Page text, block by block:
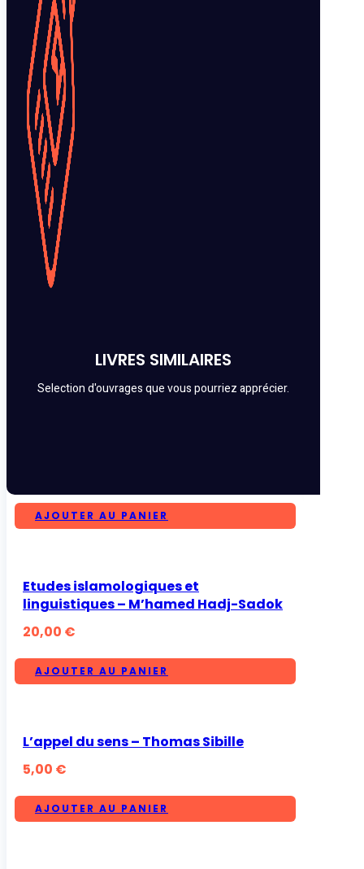
LIVRES SIMILAIRES
Selection d'ouvrages que vous pourriez apprécier.
AJOUTER AU PANIER
Etudes islamologiques et
linguistiques – M’hamed Hadj-Sadok
20,00 €
AJOUTER AU PANIER
L’appel du sens – Thomas Sibille
5,00 €
AJOUTER AU PANIER